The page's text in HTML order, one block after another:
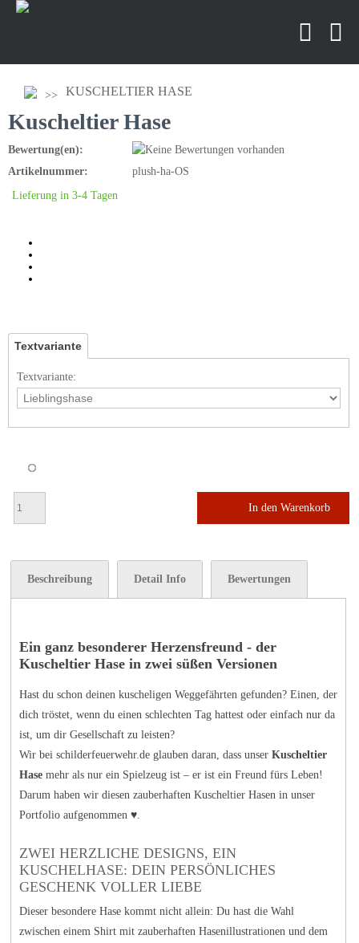
KUSCHELTIER HASE
Kuscheltier Hase
Bewertung(en):
Artikelnummer:
plush-ha-OS
Lieferung in 3-4 Tagen
Textvariante
Textvariante:
In den Warenkorb
Beschreibung Detail Info Bewertungen
Ein ganz besonderer Herzensfreund - der
Kuscheltier Hase in zwei süßen Versionen
Hast du schon deinen kuscheligen Weggefährten gefunden? Einen, der
dich tröstet, wenn du einen schlechten Tag hattest oder einfach nur da
ist, um dir Gesellschaft zu leisten?
Wir bei schilderfeuerwehr.de glauben daran, dass unser Kuscheltier
Hase mehr als nur ein Spielzeug ist – er ist ein Freund fürs Leben!
Darum haben wir diesen zauberhaften Kuscheltier Hasen in unser
Portfolio aufgenommen ♥.
ZWEI HERZLICHE DESIGNS, EIN
KUSCHELHASE: DEIN PERSÖNLICHES
GESCHENK VOLLER LIEBE
Dieser besondere Hase kommt nicht allein: Du hast die Wahl
zwischen einem Shirt mit zauberhaften Hasenillustrationen und dem